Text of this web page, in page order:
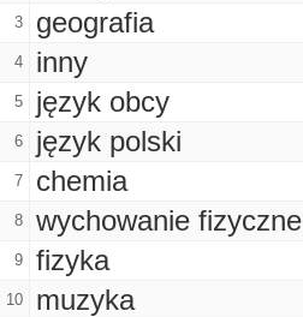
3 geografia
4 inny
5 język obcy
6 język polski
7 chemia
8 wychowanie fizyczne
9 fizyka
10 muzyka